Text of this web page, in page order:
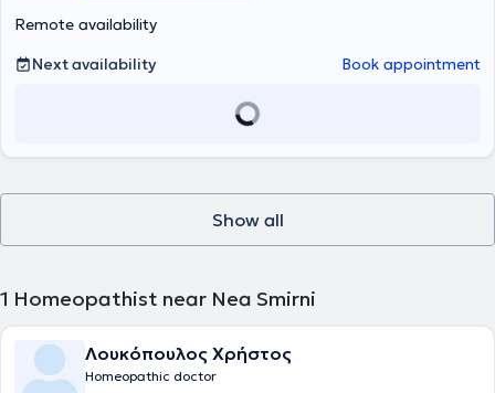
Remote availability
Next availability
Book appointment
Show all
1 Homeopathist near Nea Smirni
Λουκόπουλος Χρήστος
Homeopathic doctor